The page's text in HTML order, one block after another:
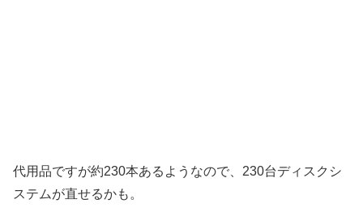
代用品ですが約230本あるようなので、230台ディスクシ
ステムが直せるかも。